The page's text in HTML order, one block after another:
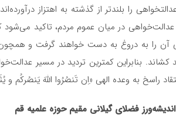
را بلند‌تر از گذشته به اهتزاز
در میان عموم مردم، تاکید می‌شود
آن را به دروغ به دست خواهند گرفت و همچون
کشاند. بنابراین کمترین تردید در مسیر
راسخ به وعده الهی «ِان تَنصُرُوا اللَّهَ یَنصُرکُم
فضلای گیلانی مقیم حوزه علمیه قم